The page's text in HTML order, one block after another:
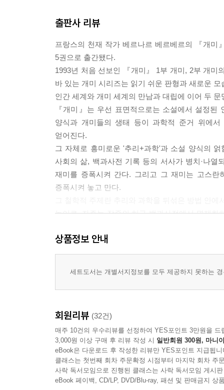
출판사 리뷰
프랑스의 천재 작가 베르나르 베르베르의 『개
5권으로 출간됐다.
1993년 처음 선보인 『개미』 1부 개미, 2부 개미
바 있는 개미 시리즈는 읽기 쉬운 판형과 새로운
인간 세계와 개미 세계의 만남과 대립에 이어 두
『개미』는 우선 표면적으로는 소설에서 설정
양식과 개미들의 생태 등이 과학적 준거 위에
얻어진다.
그 자체로 흥미로운 '추리+과학'과 소설 양식의
사회의 삶, 백과사전 기록 등의 서사가 병치·나
재미를 증폭시켜 간다. 그리고 그 재미는 고스
증폭시켜 놓고 만다.
놀이로, 자주는 작중의 허구 백과사전에서 명제
사고력과 운명을 가진 문화적 동물로 임식하게
않을지도 모른다〉는 의구심을 떨칠 수 없게 하는
베르베르, 그는 우리를 더 멀리 꿈꾸게 하는 소
세상을 갈망한다. 베르베르는 인류를 불행하게
보여 준다. 그는 무한하고 경이로운 상상력을 이
베르베르, 그는 빛나는 언어의 건축가이다. 흡인
때 처음으로 쓴 '벼룩' 이야기를 시작으로 베르
했으나 자기의 이야기를 마음껏 펼쳐 보이기에는
상품정보 안내
세트도서는 개별서지정보를 모두 제공하지 못하는
회원리뷰 (32건)
매주 10건의 우수리뷰를 선정하여 YES포인트 3만원을 드
3,000원 이상 구매 후 리뷰 작성 시 일반회원 300원, 마니
eBook은 다운로드 후 작성한 리뷰만 YES포인트 지급됩니
클래스는 첫번째 회차 주문확정 시점부터 마지막 회차 주
사락 독서모임으로 진행된 클래스는 사락 독서모임 게시
eBook 페이백, CD/LP, DVD/Blu-ray, 패션 및 판매금지 상